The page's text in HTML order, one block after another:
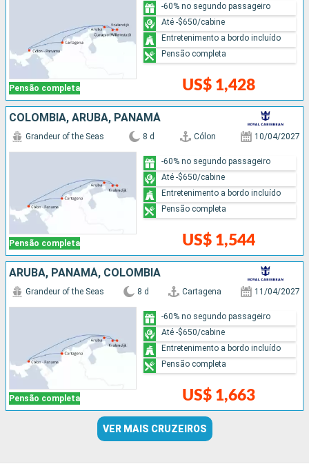
Pensão completa US$ 1,428
-60% no segundo passageiro
Até -$650/cabine
Entretenimento a bordo incluído
Pensão completa
COLOMBIA, ARUBA, PANAMÁ
Pensão completa
Grandeur of the Seas 8 d Cólon 10/04/2027
US$ 1,544
-60% no segundo passageiro
Até -$650/cabine
Entretenimento a bordo incluído
Pensão completa
ARUBA, PANAMÁ, COLOMBIA
Pensão completa
Grandeur of the Seas 8 d Cartagena 11/04/2027
US$ 1,663
-60% no segundo passageiro
Até -$650/cabine
Entretenimento a bordo incluído
Pensão completa
VER MAIS CRUZEIROS